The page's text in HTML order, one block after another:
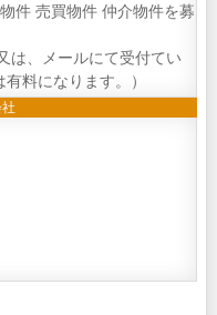
件 売買物件 仲介物件を募
、メールにて受付てい
料になります。）